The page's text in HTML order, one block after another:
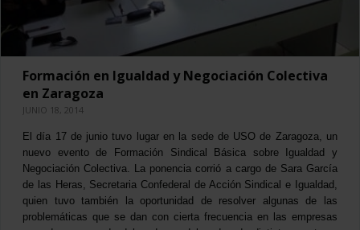
Formación en Igualdad y Negociación Colectiva
en Zaragoza
JUNIO 18, 2014
El día 17 de junio tuvo lugar en la sede de USO de Zaragoza, un
nuevo evento de Formación Sindical Básica sobre Igualdad y
Negociación Colectiva. La ponencia corrió a cargo de Sara García
de las Heras, Secretaria Confederal de Acción Sindical e Igualdad,
quien tuvo también la oportunidad de resolver algunas de las
problemáticas que se dan con cierta frecuencia en las empresas